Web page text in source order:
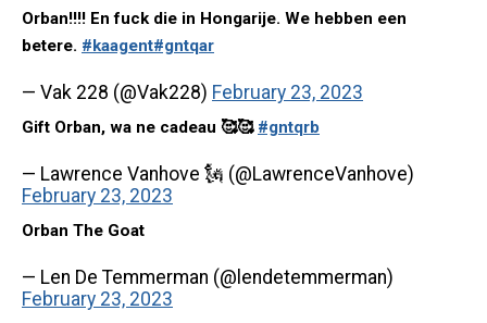
Orban!!!! En fuck die in Hongarije. We hebben een
betere. #kaagent#gntqar
— Vak 228 (@Vak228) February 23, 2023
Gift Orban, wa ne cadeau 🥰🥰 #gntqrb
— Lawrence Vanhove 🗽 (@LawrenceVanhove)
February 23, 2023
Orban The Goat
— Len De Temmerman (@lendetemmerman)
February 23, 2023